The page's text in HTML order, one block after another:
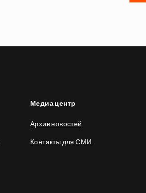
Медиа центр
Архив новостей
Контакты для СМИ